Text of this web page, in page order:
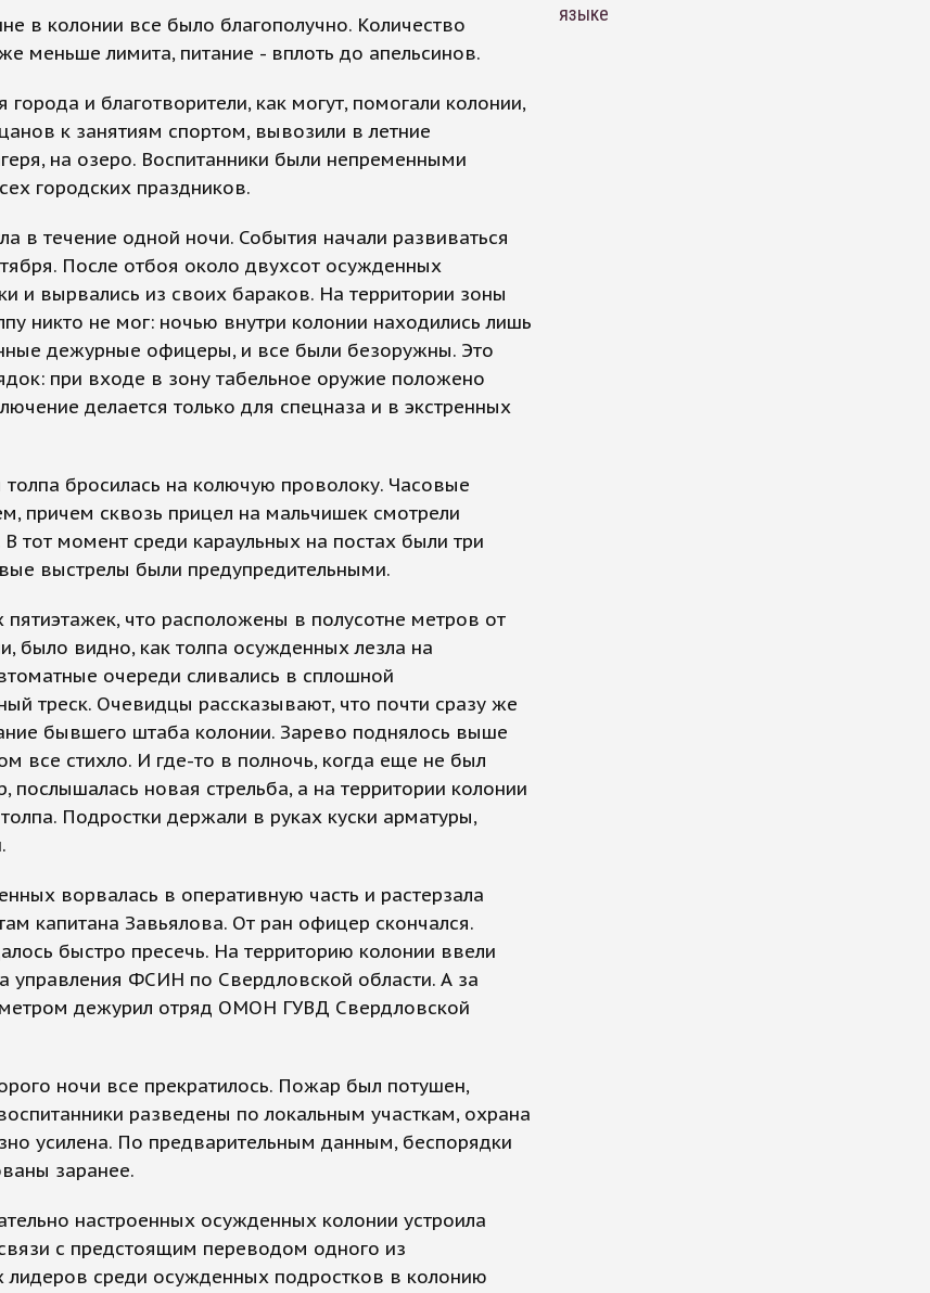
в колонии все было благополучно. Количество
меньше лимита, питание - вплоть до апельсинов.
города и благотворители, как могут, помогали колонии,
к занятиям спортом, вывозили в летние
на озеро. Воспитанники были непременными
городских праздников.
в течение одной ночи. События начали развиваться
После отбоя около двухсот осужденных
и вырвались из своих бараков. На территории зоны
никто не мог: ночью внутри колонии находились лишь
дежурные офицеры, и все были безоружны. Это
при входе в зону табельное оружие положено
делается только для спецназа и в экстренных
толпа бросилась на колючую проволоку. Часовые
причем сквозь прицел на мальчишек смотрели
В тот момент среди караульных на постах были три
выстрелы были предупредительными.
что расположены в полусотне метров от
было видно, как толпа осужденных лезла на
очереди сливались в сплошной
треск. Очевидцы рассказывают, что почти сразу же
бывшего штаба колонии. Зарево поднялось выше
все стихло. И где-то в полночь, когда еще не был
послышалась новая стрельба, а на территории колонии
Подростки держали в руках куски арматуры,
ворвалась в оперативную часть и растерзала
капитана Завьялова. От ран офицер скончался.
быстро пресечь. На территорию колонии ввели
управления ФСИН по Свердловской области. А за
дежурил отряд ОМОН ГУВД Свердловской
ночи все прекратилось. Пожар был потушен,
разведены по локальным участкам, охрана
усилена. По предварительным данным, беспорядки
заранее.
настроенных осужденных колонии устроила
с предстоящим переводом одного из
среди осужденных подростков в колонию
языке